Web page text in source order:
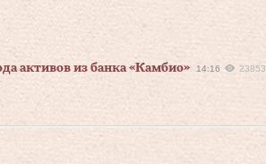
активов из банка «Камбио»
14:16 23853